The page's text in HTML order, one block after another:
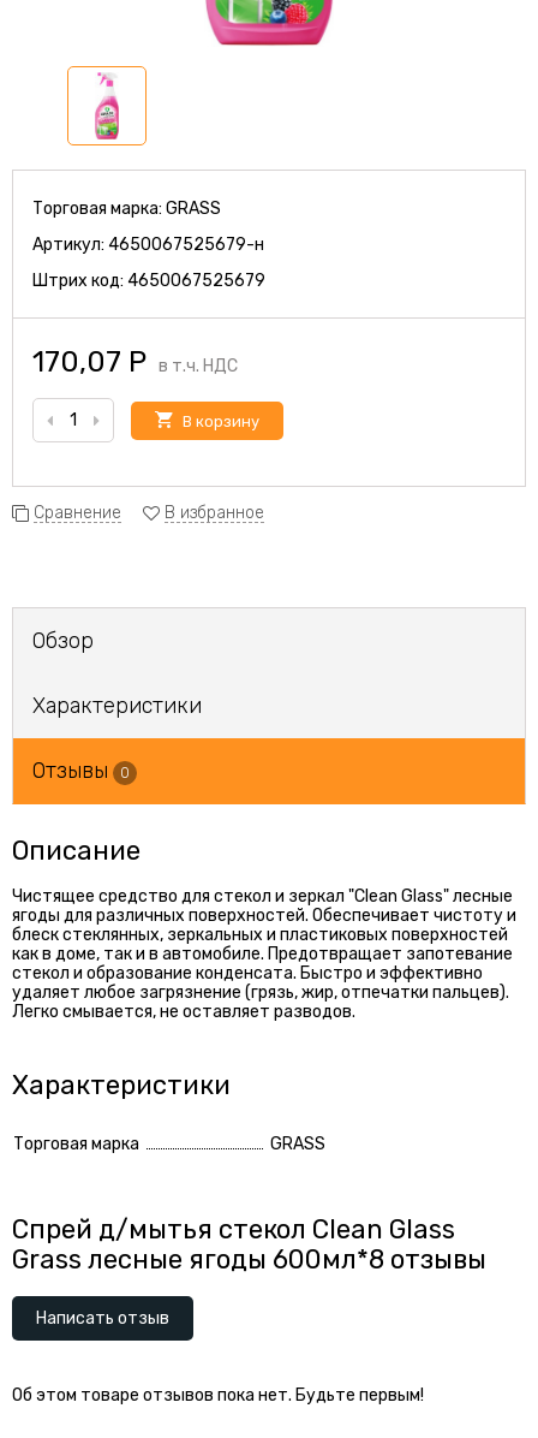
Торговая марка: GRASS
Артикул: 4650067525679-н
Штрих код: 4650067525679
170,07 Р в т.ч. НДС
В корзину
Сравнение В избранное
Обзор
Характеристики
Отзывы 0
Описание
Чистящее средство для стекол и зеркал "Clean Glass" лесные
ягоды для различных поверхностей. Обеспечивает чистоту и
блеск стеклянных, зеркальных и пластиковых поверхностей
как в доме, так и в автомобиле. Предотвращает запотевание
стекол и образование конденсата. Быстро и эффективно
удаляет любое загрязнение (грязь, жир, отпечатки пальцев).
Легко смывается, не оставляет разводов.
Характеристики
Торговая марка GRASS
Спрей д/мытья стекол Clean Glass
Grass лесные ягоды 600мл*8 отзывы
Написать отзыв
Об этом товаре отзывов пока нет. Будьте первым!